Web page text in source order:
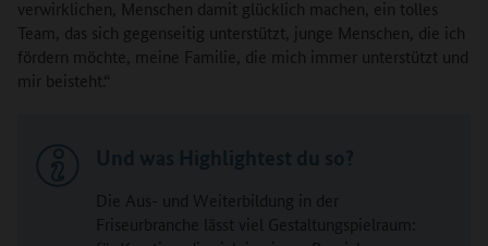
verwirklichen, Menschen damit glücklich machen, ein tolles
Team, das sich gegenseitig unterstützt, junge Menschen, die ich
fördern möchte, meine Familie, die mich immer unterstützt und
mir beisteht.“
Die Aus- und Weiterbildung in der
Friseurbranche lässt viel Gestaltungspielraum: